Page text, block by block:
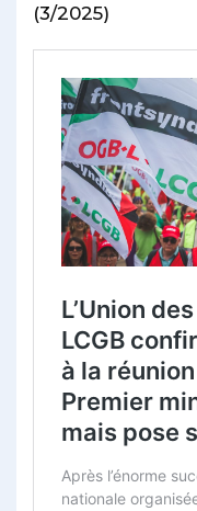
(3/2025)